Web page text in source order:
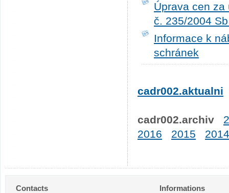
Úprava cen
č. 235/2004
Informace k
schránek
cadr002.aktualni
cadr002.archiv
2016
2015 2014
Contacts Informations